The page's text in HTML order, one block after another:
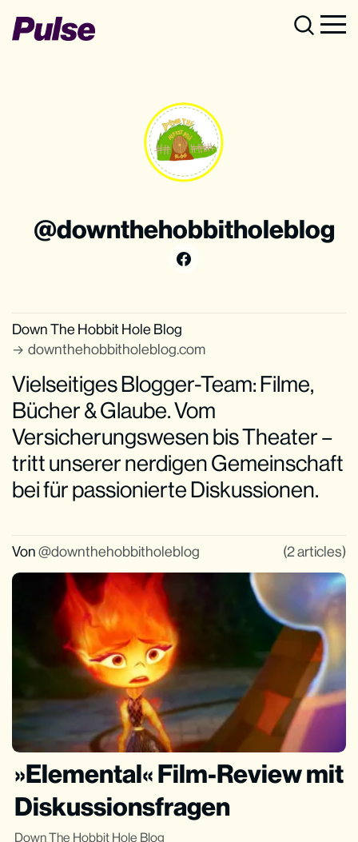
downthehobbitholeblog
Down The Hobbit Hole Blog
downthehobbitholeblog.com
Vielseitiges Blogger-Team: Filme,
Bücher & Glaube. Vom
Versicherungswesen bis Theater –
tritt unserer nerdigen Gemeinschaft
bei für passionierte Diskussionen.
Von downthehobbitholeblog (2 articles)
»Elemental« Film-Review mit
Diskussionsfragen
Down The Hobbit Hole Blog